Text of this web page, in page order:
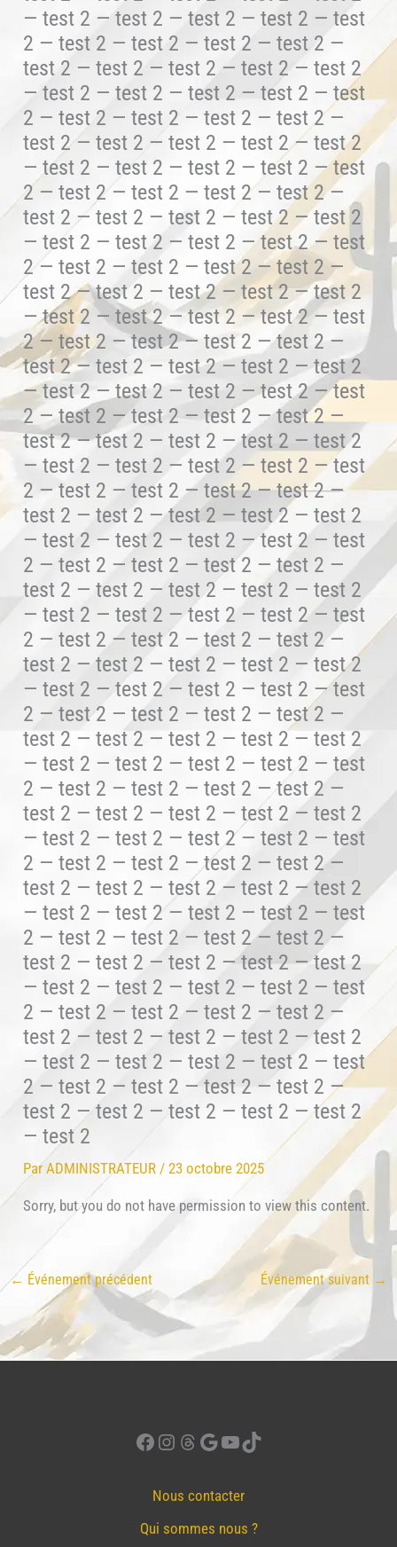
— test 2 — test 2 — test 2 — test 2 — test
2 — test 2 — test 2 — test 2 — test 2 —
test 2 — test 2 — test 2 — test 2 — test 2
— test 2 — test 2 — test 2 — test 2 — test
2 — test 2 — test 2 — test 2 — test 2 —
test 2 — test 2 — test 2 — test 2 — test 2
— test 2 — test 2 — test 2 — test 2 — test
2 — test 2 — test 2 — test 2 — test 2 —
test 2 — test 2 — test 2 — test 2 — test 2
— test 2 — test 2 — test 2 — test 2 — test
2 — test 2 — test 2 — test 2 — test 2 —
test 2 — test 2 — test 2 — test 2 — test 2
— test 2 — test 2 — test 2 — test 2 — test
2 — test 2 — test 2 — test 2 — test 2 —
test 2 — test 2 — test 2 — test 2 — test 2
— test 2 — test 2 — test 2 — test 2 — test
2 — test 2 — test 2 — test 2 — test 2 —
test 2 — test 2 — test 2 — test 2 — test 2
— test 2 — test 2 — test 2 — test 2 — test
2 — test 2 — test 2 — test 2 — test 2 —
test 2 — test 2 — test 2 — test 2 — test 2
— test 2 — test 2 — test 2 — test 2 — test
2 — test 2 — test 2 — test 2 — test 2 —
test 2 — test 2 — test 2 — test 2 — test 2
— test 2 — test 2 — test 2 — test 2 — test
2 — test 2 — test 2 — test 2 — test 2 —
test 2 — test 2 — test 2 — test 2 — test 2
— test 2 — test 2 — test 2 — test 2 — test
2 — test 2 — test 2 — test 2 — test 2 —
test 2 — test 2 — test 2 — test 2 — test 2
— test 2 — test 2 — test 2 — test 2 — test
2 — test 2 — test 2 — test 2 — test 2 —
test 2 — test 2 — test 2 — test 2 — test 2
— test 2 — test 2 — test 2 — test 2 — test
2 — test 2 — test 2 — test 2 — test 2 —
test 2 — test 2 — test 2 — test 2 — test 2
— test 2 — test 2 — test 2 — test 2 — test
2 — test 2 — test 2 — test 2 — test 2 —
test 2 — test 2 — test 2 — test 2 — test 2
— test 2 — test 2 — test 2 — test 2 — test
2 — test 2 — test 2 — test 2 — test 2 —
test 2 — test 2 — test 2 — test 2 — test 2
— test 2 — test 2 — test 2 — test 2 — test
2 — test 2 — test 2 — test 2 — test 2 —
test 2 — test 2 — test 2 — test 2 — test 2
— test 2
ParADMINISTRATEUR /23 octobre 2025
Sorry, but you do not have permission to view this content.
← Événement précédent Événement suivant →
Facebook
Instagram
Threads
Google
YouTube
TikTok
Nous contacter
Qui sommes nous ?